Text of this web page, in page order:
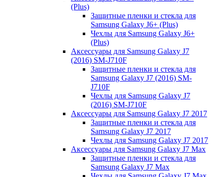
(Plus)
Защитные пленки и стекла для
Samsung Galaxy J6+ (Plus)
Чехлы для Samsung Galaxy J6+
(Plus)
Аксессуары для Samsung Galaxy J7
(2016) SM-J710F
Защитные пленки и стекла для
Samsung Galaxy J7 (2016) SM-
J710F
Чехлы для Samsung Galaxy J7
(2016) SM-J710F
Аксессуары для Samsung Galaxy J7 2017
Защитные пленки и стекла для
Samsung Galaxy J7 2017
Чехлы для Samsung Galaxy J7 2017
Аксессуары для Samsung Galaxy J7 Max
Защитные пленки и стекла для
Samsung Galaxy J7 Max